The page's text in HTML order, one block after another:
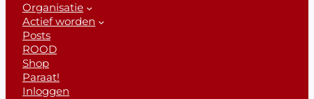
Organisatie
Actief worden
Posts
ROOD
Shop
Paraat!
Inloggen